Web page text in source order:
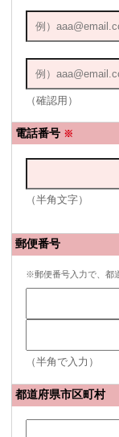
（確認用）
電話番号 ※
（半角文字）
郵便番号
※郵便番号入力で、都
（半角で入力）
都道府県市区町村